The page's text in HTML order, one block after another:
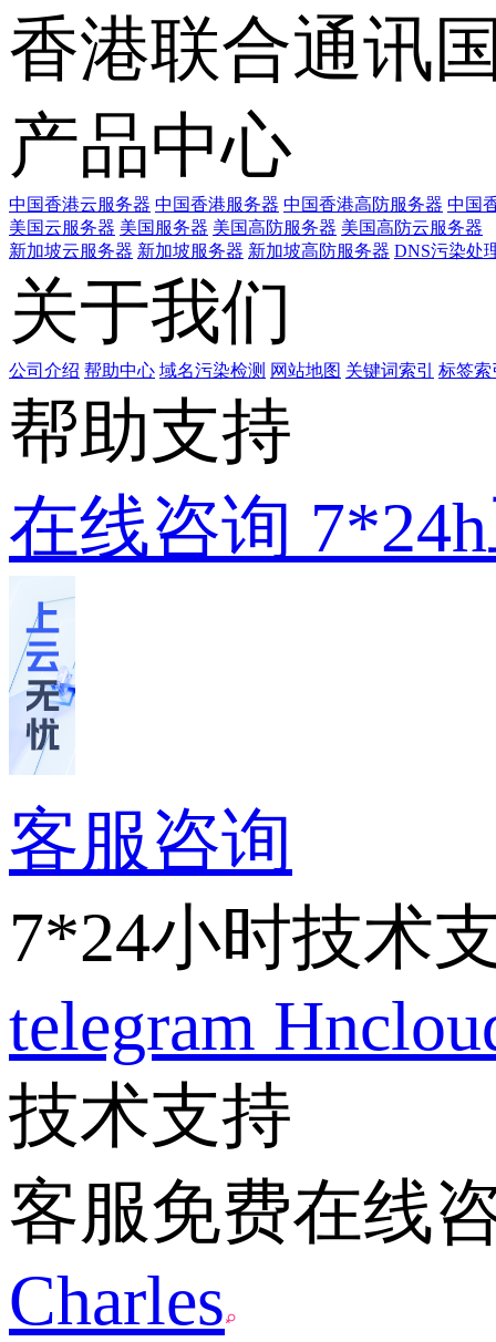
香港联合通讯
产品中心
中国香港云服务器 中国香港服务器 中国香港高防服务器 中国
美国云服务器 美国服务器 美国高防服务器 美国高防云服务器
新加坡云服务器 新加坡服务器 新加坡高防服务器 DNS污染处
关于我们
公司介绍 帮助中心 域名污染检测 网站地图 关键词索引 标签索
帮助支持
在线咨询
客服咨询
7*24小时技术
telegram
技术支持
客服免费在线
Charles